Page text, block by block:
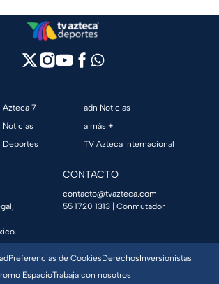
Azteca 7
Noticias
Deportes
adn Noticias
a más +
TV Azteca Internacional
CONTACTO
contacto@tvazteca.com
55 1720 1313 | Conmutador
Preferencias de CookiesDerechosInversionistas
EspacioTrabaja con nosotros